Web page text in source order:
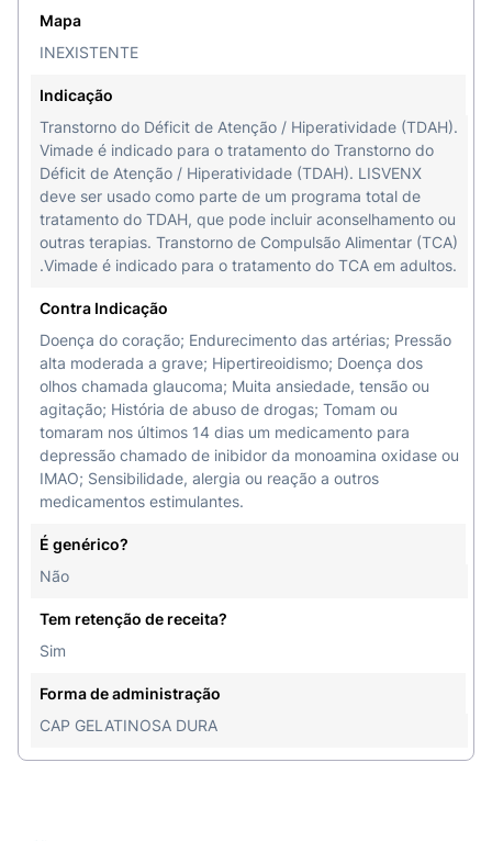
Mapa
INEXISTENTE
Indicação
Transtorno do Déficit de Atenção / Hiperatividade (TDAH).
Vimade é indicado para o tratamento do Transtorno do
Déficit de Atenção / Hiperatividade (TDAH). LISVENX
deve ser usado como parte de um programa total de
tratamento do TDAH, que pode incluir aconselhamento ou
outras terapias. Transtorno de Compulsão Alimentar (TCA)
.Vimade é indicado para o tratamento do TCA em adultos.
Contra Indicação
Doença do coração; Endurecimento das artérias; Pressão
alta moderada a grave; Hipertireoidismo; Doença dos
olhos chamada glaucoma; Muita ansiedade, tensão ou
agitação; História de abuso de drogas; Tomam ou
tomaram nos últimos 14 dias um medicamento para
depressão chamado de inibidor da monoamina oxidase ou
IMAO; Sensibilidade, alergia ou reação a outros
medicamentos estimulantes.
É genérico?
Não
Tem retenção de receita?
Sim
Forma de administração
CAP GELATINOSA DURA